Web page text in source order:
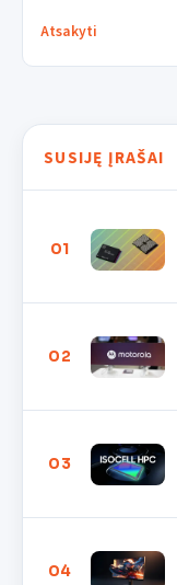
Atsakyti
SUSIJĘ ĮRAŠAI
01
02
03
04